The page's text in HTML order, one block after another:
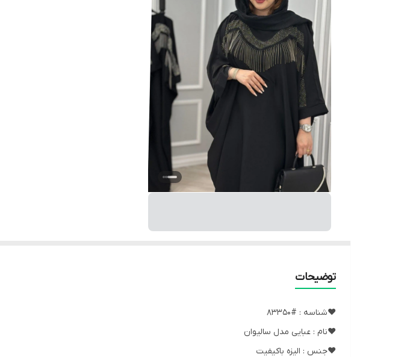
توضیحات
❤️شناسه : #83350
❤️نام : عبایی مدل سالیوان
❤️جنس : الیزه باکیفیت